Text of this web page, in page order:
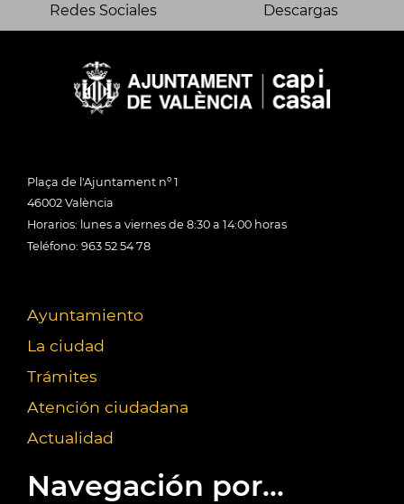
Redes Sociales Descargas
Plaça de l'Ajuntament nº 1
46002 València
Horarios: lunes a viernes de 8:30 a 14:00 horas
Teléfono: 963 52 54 78
Ayuntamiento
La ciudad
Trámites
Atención ciudadana
Actualidad
Navegación por...